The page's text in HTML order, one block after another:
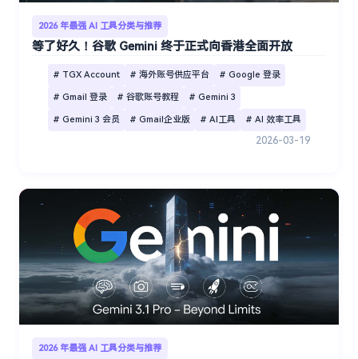
2026 年最强 AI 工具分类与推荐
等了好久！谷歌 Gemini 终于正式向香港全面开放
# TGX Account # 海外账号供应平台 # Google 登录
# Gmail 登录 # 谷歌账号教程 # Gemini 3
# Gemini 3 会员 # Gmail企业版 # AI工具 # AI 效率工具
2026-03-19
2026 年最强 AI 工具分类与推荐